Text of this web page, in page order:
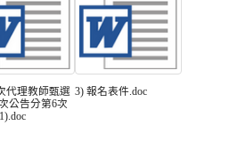
代理教師甄選
公告分第6次
3) 報名表件.doc